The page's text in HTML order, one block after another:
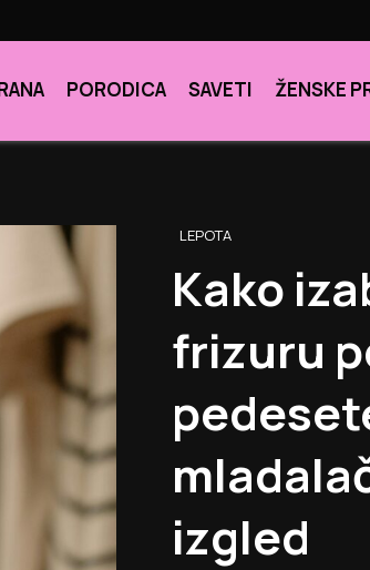
PORODICA SAVETI ŽENSKE
LEPOTA
Kako
frizuru
izgled